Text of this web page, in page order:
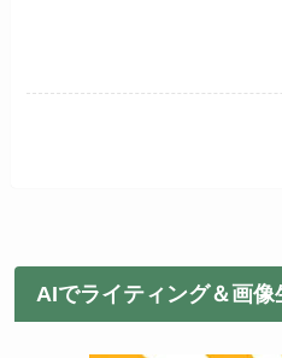
AIでライティング＆画像